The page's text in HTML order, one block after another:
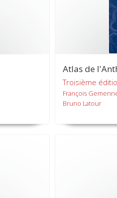
Atlas de
Troisième
François
Bruno Latour